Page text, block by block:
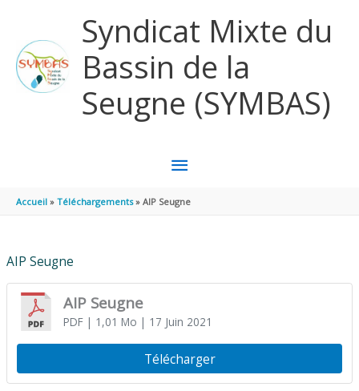
Syndicat Mixte du
Bassin de la
Seugne (SYMBAS)
MENU
PRINCIPAL
Accueil Téléchargements AIP Seugne
AIP Seugne
AIP Seugne
PDF| 1,01 Mo | 17 Juin 2021
Télécharger